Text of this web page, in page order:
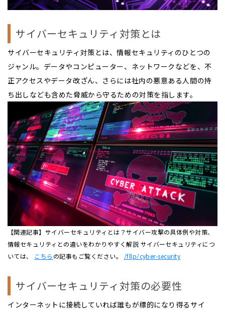
サイバーセキュリティ対策とは
サイバーセキュリティ対策とは、情報セキュリティのひとつの
ジャンル。データやコンピューター、ネットワークなどを、不
正アクセスやデータ改ざん、さらには社内の悪意ある人間の持
ち出しなども含めた脅威から守るための対策を指します。
【関連記事】サイバーセキュリティとは？サイバー攻撃の具体例や対策、
情報セキュリティとの違いをわかりやすく解説 サイバーセキュリティにつ
いては、 こちら の記事もご覧ください。 /fllp/cyber-security
サイバーセキュリティ対策の必要性
インターネットに接続していれば誰もが標的になり得るサイ